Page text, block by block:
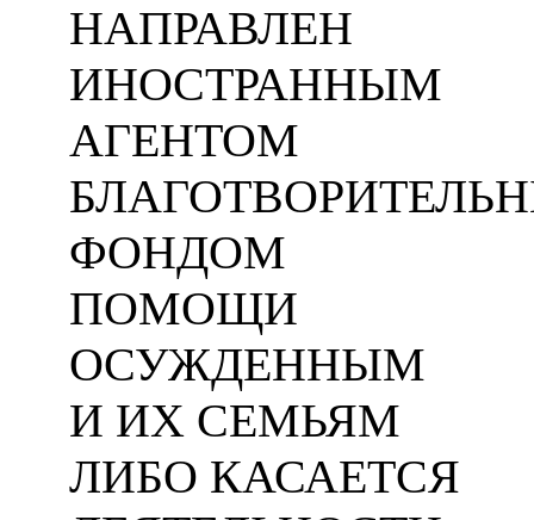
НАПРАВЛЕН
ИНОСТРАННЫМ
АГЕНТОМ
ФОНДОМ
ПОМОЩИ
ОСУЖДЕННЫМ
И ИХ СЕМЬЯМ
ЛИБО КАСАЕТСЯ